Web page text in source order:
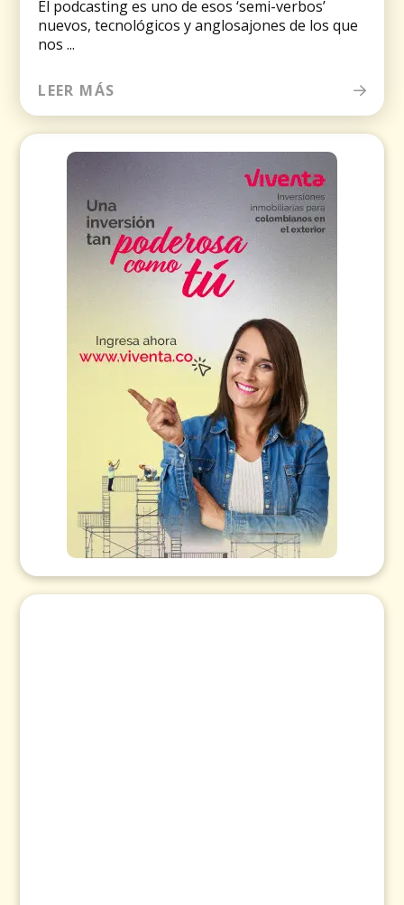
El podcasting es uno de esos ‘semi-verbos’
nuevos, tecnológicos y anglosajones de los que
nos ...
LEER MÁS